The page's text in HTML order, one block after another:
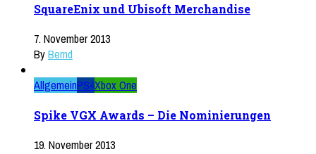
SquareEnix und Ubisoft Merchandise
7. November 2013
ByBernd
AllgemeinPS4Xbox One
Spike VGX Awards – Die Nominierungen
19. November 2013